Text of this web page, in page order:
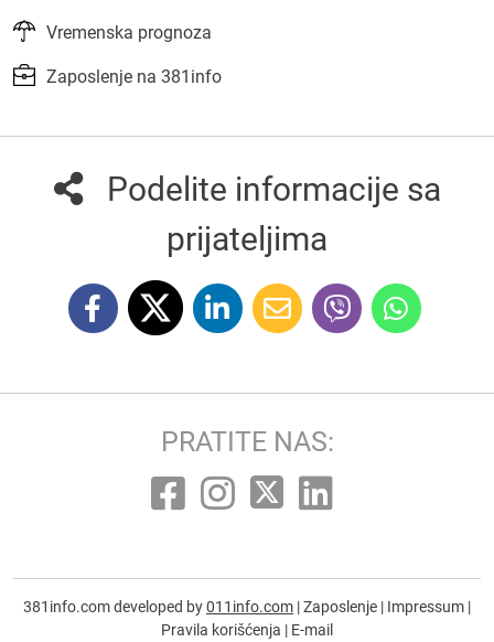
Vremenska prognoza
Zaposlenje na 381info
Podelite informacije sa
prijateljima
PRATITE NAS:
381info.com developed by011info.com |Zaposlenje | Impressum |
Pravila korišćenja | E-mail